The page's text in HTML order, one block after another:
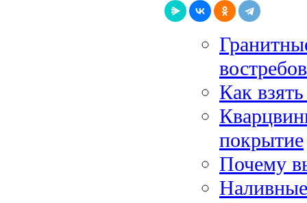
Как
покрытие
Почему